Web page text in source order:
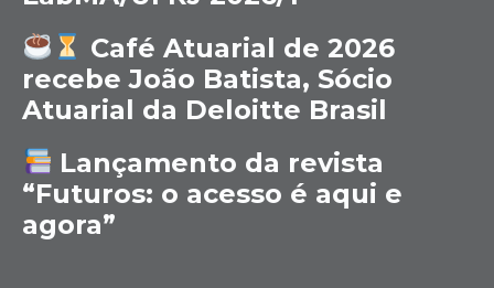
Café Atuarial de 2026
recebe João Batista, Sócio
Atuarial da Deloitte Brasil
Lançamento da revista
“Futuros: o acesso é aqui e
agora”